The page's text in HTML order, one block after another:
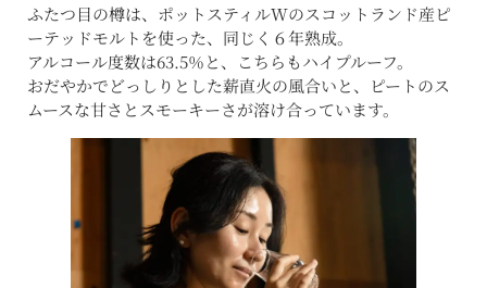
ふたつ目の樽は、ポットスティルWのスコットランド産ピ
ーテッドモルトを使った、同じく６年熟成。
アルコール度数は63.5％と、こちらもハイプルーフ。
おだやかでどっしりとした薪直火の風合いと、ピートのス
ムースな甘さとスモーキーさが溶け合っています。